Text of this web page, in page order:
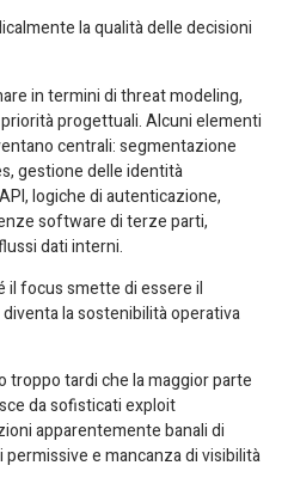
la qualità delle decisioni
in termini di threat modeling,
progettuali. Alcuni elementi
centrali: segmentazione
gestione delle identità
logiche di autenticazione,
software di terze parti,
dati interni.
il focus smette di essere il
la sostenibilità operativa
tardi che la maggior parte
da sofisticati exploit
apparentemente banali di
e mancanza di visibilità